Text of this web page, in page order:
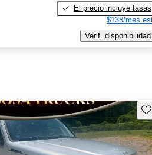
El precio incluye tasas
$138/mes
Verif. disponibilidad